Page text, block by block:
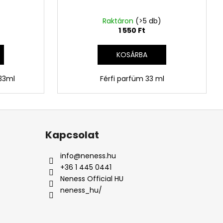
Raktáron (>5 db)
1 550 Ft
KOSÁRBA
Férfi parfüm 33 ml
Kapcsolat
info@neness.hu
+36 1 445 0441
Neness Official HU
neness_hu/